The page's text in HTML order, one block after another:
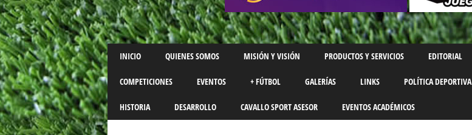
Main menu
Skip
to
content
INICIO QUIENES SOMOS MISIÓN Y VISIÓN PRODUCTOS Y SERVICIOS EDITORIAL
COMPETICIONES EVENTOS + FÚTBOL GALERÍAS LINKS POLÍTICA DEPORTIVA
HISTORIA DESARROLLO CAVALLO SPORT ASESOR EVENTOS ACADÉMICOS